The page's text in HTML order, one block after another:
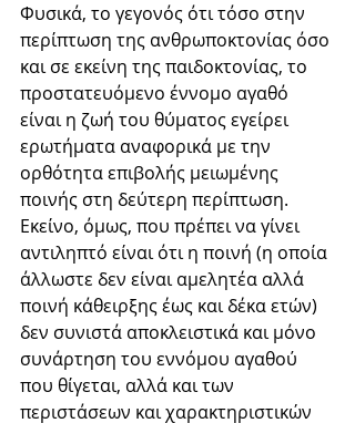
Φυσικά, το γεγονός ότι τόσο στην
περίπτωση της ανθρωποκτονίας όσο
και σε εκείνη της παιδοκτονίας, το
προστατευόμενο έννομο αγαθό
είναι η ζωή του θύματος εγείρει
ερωτήματα αναφορικά με την
ορθότητα επιβολής μειωμένης
ποινής στη δεύτερη περίπτωση.
Εκείνο, όμως, που πρέπει να γίνει
αντιληπτό είναι ότι η ποινή (η οποία
άλλωστε δεν είναι αμελητέα αλλά
ποινή κάθειρξης έως και δέκα ετών)
δεν συνιστά αποκλειστικά και μόνο
συνάρτηση του εννόμου αγαθού
που θίγεται, αλλά και των
περιστάσεων και χαρακτηριστικών